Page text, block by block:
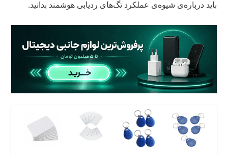
باید درباره‌ی شیوه‌ی عملکرد تگ‌های ردیابی هوشمند بدانید.